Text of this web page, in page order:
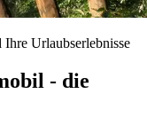
Urlaubserlebnisse
- die